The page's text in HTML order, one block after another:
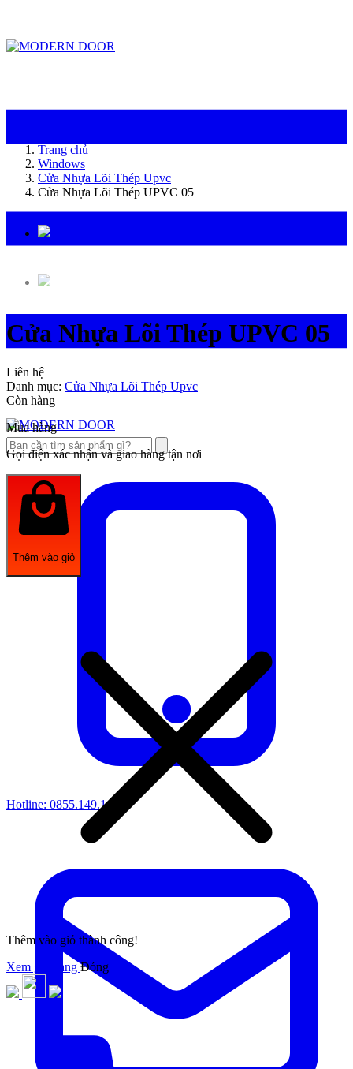
Hotline: 0855.149.149
Trang chủ
Windows
Cửa Nhựa Lõi Thép Upvc
Cửa Nhựa Lõi Thép UPVC 05
Cửa Nhựa Lõi Thép UPVC 05
Liên hệ
Danh mục: Cửa Nhựa Lõi Thép Upvc
Còn hàng
Mua hàng
Gọi điện xác nhận và giao hàng tận nơi
Thêm vào giỏ
Thêm vào giỏ thành công!
Xem giỏ hàngĐóng